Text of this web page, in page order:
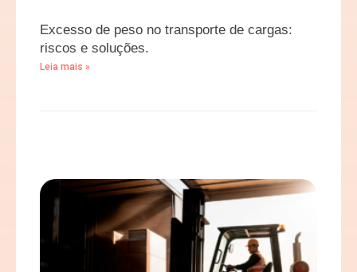
Excesso de peso no transporte de cargas:
riscos e soluções.
Leia mais »